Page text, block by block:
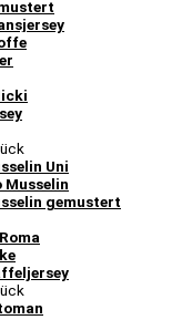
Uni
Musselin
gemustert